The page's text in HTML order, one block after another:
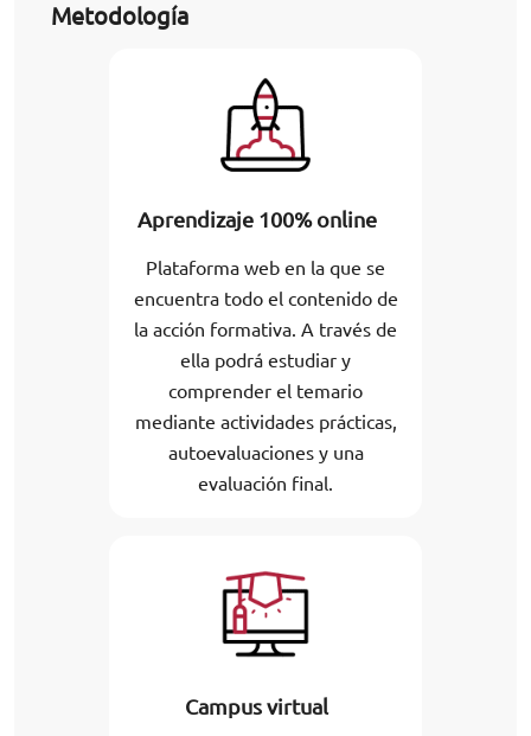
Metodología
Aprendizaje 100% online
Plataforma web en la que se
encuentra todo el contenido de
la acción formativa. A través de
ella podrá estudiar y
comprender el temario
mediante actividades prácticas,
autoevaluaciones y una
evaluación final.
Campus virtual